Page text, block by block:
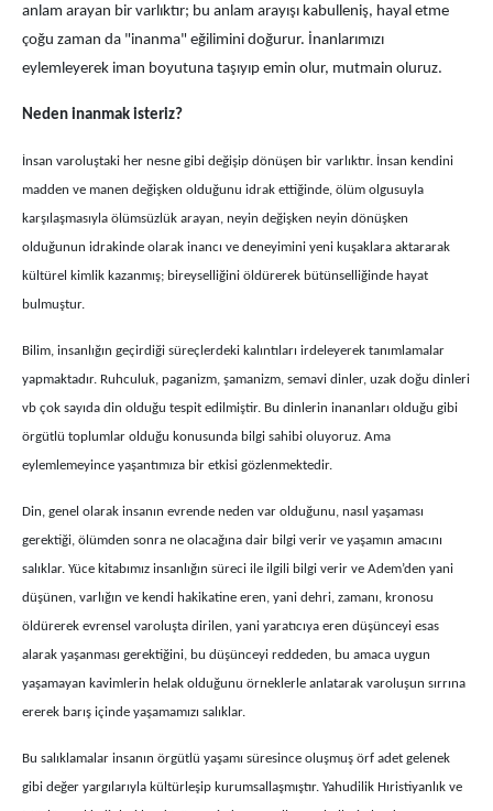
anlam arayan bir varlıktır; bu anlam arayışı kabulleniş, hayal etme
çoğu zaman da "inanma" eğilimini doğurur. İnanlarımızı
eylemleyerek iman boyutuna taşıyıp emin olur, mutmain oluruz.
Neden inanmak isteriz?
İnsan varoluştaki her nesne gibi değişip dönüşen bir varlıktır. İnsan kendini
madden ve manen değişken olduğunu idrak ettiğinde, ölüm olgusuyla
karşılaşmasıyla ölümsüzlük arayan, neyin değişken neyin dönüşken
olduğunun idrakinde olarak inancı ve deneyimini yeni kuşaklara aktararak
kültürel kimlik kazanmış; bireyselliğini öldürerek bütünselliğinde hayat
bulmuştur.
Bilim, insanlığın geçirdiği süreçlerdeki kalıntıları irdeleyerek tanımlamalar
yapmaktadır. Ruhculuk, paganizm, şamanizm, semavi dinler, uzak doğu dinleri
vb çok sayıda din olduğu tespit edilmiştir. Bu dinlerin inananları olduğu gibi
örgütlü toplumlar olduğu konusunda bilgi sahibi oluyoruz. Ama
eylemlemeyince yaşantımıza bir etkisi gözlenmektedir.
Din, genel olarak insanın evrende neden var olduğunu, nasıl yaşaması
gerektiği, ölümden sonra ne olacağına dair bilgi verir ve yaşamın amacını
salıklar. Yüce kitabımız insanlığın süreci ile ilgili bilgi verir ve Adem’den yani
düşünen, varlığın ve kendi hakikatine eren, yani dehri, zamanı, kronosu
öldürerek evrensel varoluşta dirilen, yani yaratıcıya eren düşünceyi esas
alarak yaşanması gerektiğini, bu düşünceyi reddeden, bu amaca uygun
yaşamayan kavimlerin helak olduğunu örneklerle anlatarak varoluşun sırrına
ererek barış içinde yaşamamızı salıklar.
Bu salıklamalar insanın örgütlü yaşamı süresince oluşmuş örf adet gelenek
gibi değer yargılarıyla kültürleşip kurumsallaşmıştır. Yahudilik Hıristiyanlık ve